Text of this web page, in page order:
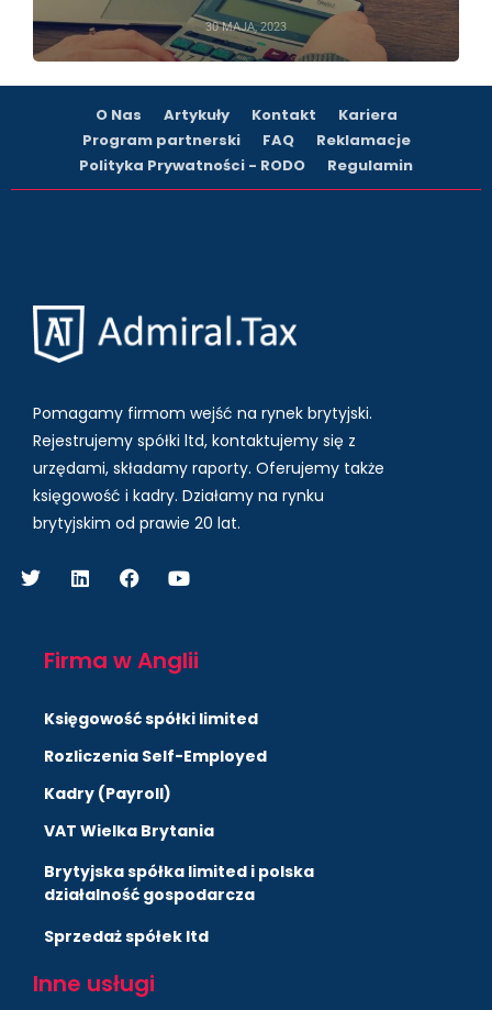
30 MAJA, 2023
O Nas Artykuły Kontakt
Kariera
Program partnerski
FAQ
Reklamacje
Polityka Prywatności - RODO
Regulamin
Pomagamy firmom wejść na rynek brytyjski.
Rejestrujemy spółki ltd, kontaktujemy się z
urzędami, składamy raporty. Oferujemy także
księgowość i kadry. Działamy na rynku
brytyjskim od prawie 20 lat.
Firma w Anglii
Księgowość spółki limited
Rozliczenia Self-Employed
Kadry (Payroll)
VAT Wielka Brytania
Brytyjska spółka limited i polska
działalność gospodarcza
Sprzedaż spółek ltd
Inne usługi